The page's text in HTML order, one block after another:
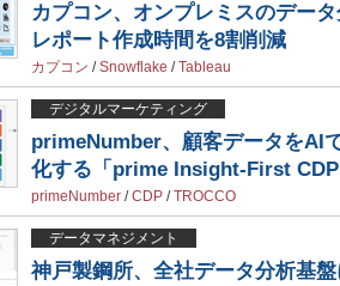
カプコン、オンプレミスのデー
レポート作成時間を8割削減
カプコン /Snowflake /Tableau
デジタルマーケティング
primeNumber、顧客データをAI
化する「prime Insight-First CDP
primeNumber /CDP /TROCCO
データマネジメント
神戸製鋼所、全社データ分析基